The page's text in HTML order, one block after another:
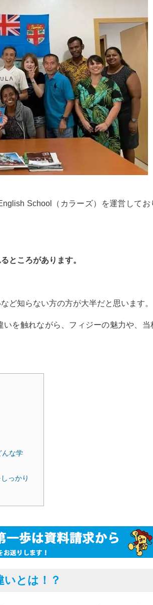
School（カラーズ）を運営してお
ところがあります。
ど知らない方の方が大半だと思います。
を触れながら、フィジーの魅力や、当
んな学
っかり
とは！？